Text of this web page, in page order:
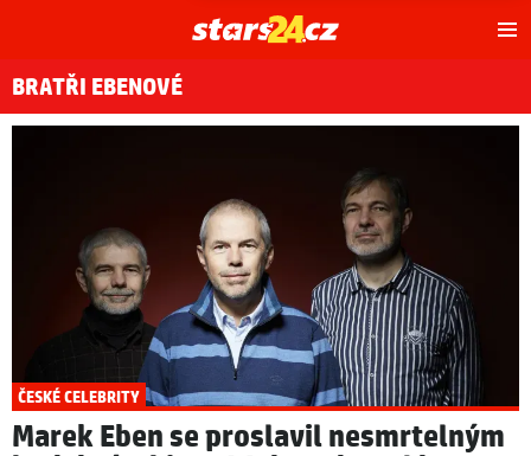
BRATŘI EBENOVÉ
ČESKÉ CELEBRITY
Marek Eben se proslavil nesmrtelným